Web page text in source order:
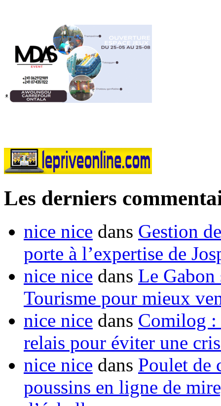
Les derniers
nice nice dans Gestion
porte à l’expertise de
nice nice dans Le Gabon
Tourisme pour mieux
nice nice dans Comilog :
relais pour éviter une
nice nice dans Poulet de
poussins en ligne de